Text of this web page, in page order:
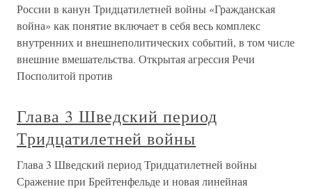
России в канун Тридцатилетней войны «Гражданская
война» как понятие включает в себя весь комплекс
внутренних и внешнеполитических событий, в том числе
внешние вмешательства. Открытая агрессия Речи
Посполитой против
Глава 3 Шведский период
Тридцатилетней войны
Глава 3 Шведский период Тридцатилетней войны
Сражение при Брейтенфельде и новая линейная